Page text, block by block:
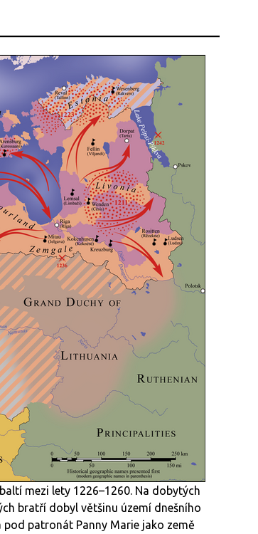
mezi lety 1226–1260. Na dobytých
bratří dobyl většinu území dnešního
patronát Panny Marie jako země